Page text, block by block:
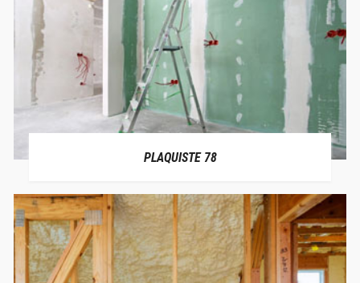
PLAQUISTE 78